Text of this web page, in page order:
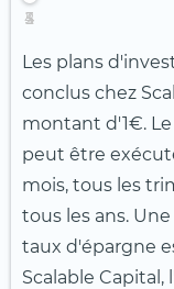
1
2
3
4
5
Les plans
conclus chez
montant d'1€.
peut être
mois, tous les
tous les ans.
taux d'épargne
Scalable